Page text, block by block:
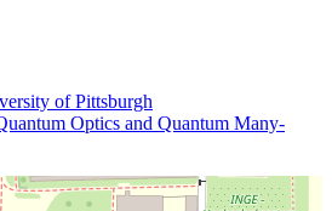
of Pittsburgh
Optics and Quantum Many-